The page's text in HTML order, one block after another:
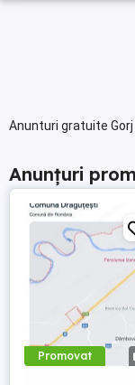
Anunturi gratuite
Anunțuri
Promovat